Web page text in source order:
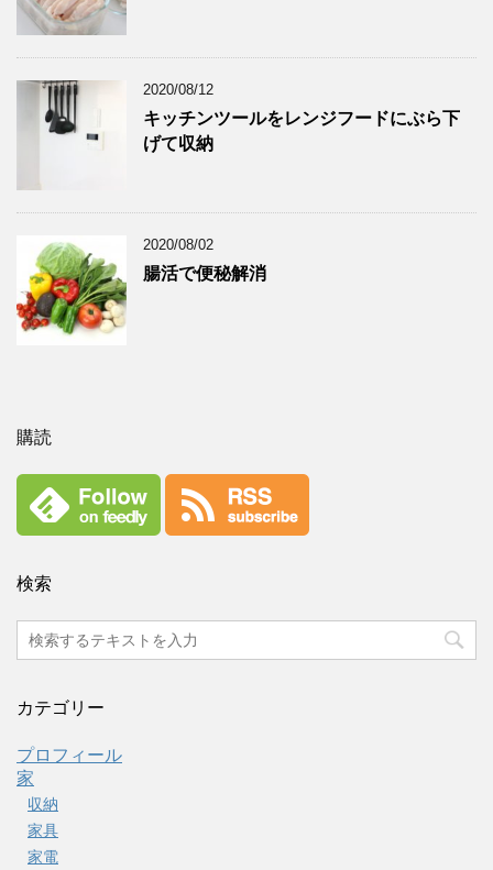
2020/08/12
キッチンツールをレンジフードにぶら下
げて収納
2020/08/02
腸活で便秘解消
購読
検索
カテゴリー
プロフィール
家
収納
家具
家電